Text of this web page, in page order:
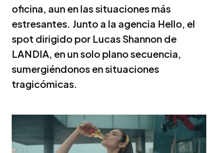
oficina, aun en las situaciones más
estresantes. Junto a la agencia Hello, el
spot dirigido por Lucas Shannon de
LANDIA, en un solo plano secuencia,
sumergiéndonos en situaciones
tragicómicas.